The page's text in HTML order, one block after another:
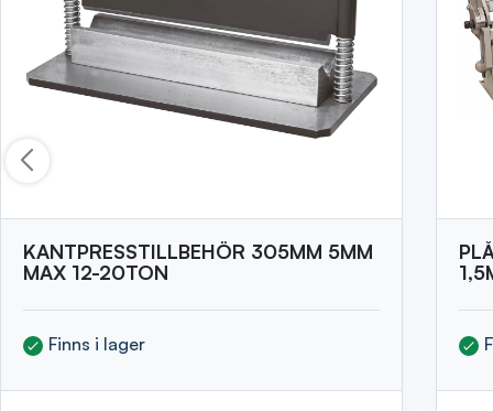
KANTPRESSTILLBEHÖR 305MM 5MM
MAX 12-20TON
Finns i lager